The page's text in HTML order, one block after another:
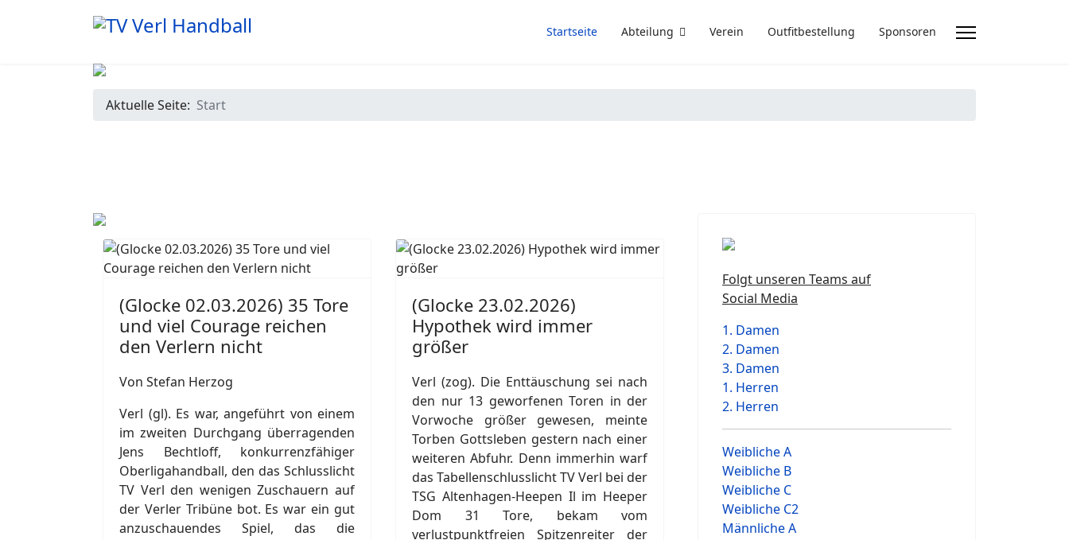
Startseite Abteilung Verein Outfitbestellung Sponsoren
Aktuelle Seite: Start
(Glocke 02.03.2026) 35 Tore
und viel Courage reichen
den Verlern nicht
Von Stefan Herzog
Verl (gl). Es war, angeführt von einem
im zweiten Durchgang überragenden
Jens Bechtloff, konkurrenzfähiger
Oberligahandball, den das Schlusslicht
TV Verl den wenigen Zuschauern auf
der Verler Tribüne bot. Es war ein gut
anzuschauendes Spiel, das die
(Glocke 23.02.2026)
Hypothek wird immer
größer
Verl (zog). Die Enttäuschung sei nach
den nur 13 geworfenen Toren in der
Vorwoche größer gewesen, meinte
Torben Gottsleben gestern nach einer
weiteren Abfuhr. Denn immerhin warf
das Tabellenschlusslicht TV Verl bei der
TSG Altenhagen-Heepen Il im Heeper
Dom 31 Tore, bekam vom
verlustpunktfreien Spitzenreiter der
Folgt unseren Teams auf
Social Media
1. Damen
2. Damen
3. Damen
1. Herren
2. Herren
Weibliche A
Weibliche B
Weibliche C
Weibliche C2
Männliche A